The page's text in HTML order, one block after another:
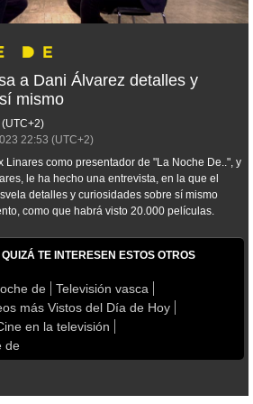
a Dani Álvarez detalles y
mismo
(UTC+2)
22:53 (UTC+2)
Linares como presentador de "La Noche De..", y
le ha hecho una entrevista, en la que el
detalles y curiosidades sobre sí mismo
como que habrá visto 20.000 películas.
TE INTERESEN ESTOS OTROS
de
Televisión vasca
más Vistos del Día de Hoy
en la televisión
de